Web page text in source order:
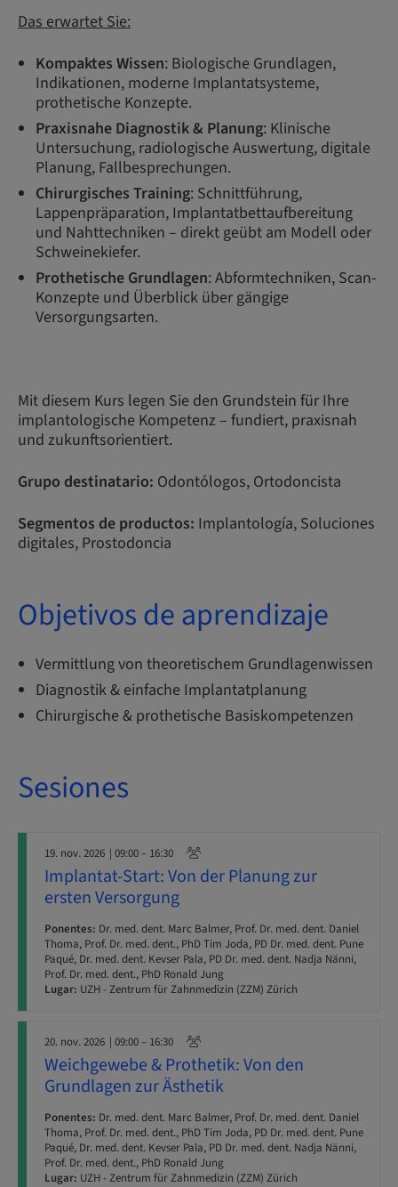
Das erwartet Sie:
Kompaktes Wissen: Biologische Grundlagen,
Indikationen, moderne Implantatsysteme,
prothetische Konzepte.
Praxisnahe Diagnostik & Planung: Klinische
Untersuchung, radiologische Auswertung, digitale
Planung, Fallbesprechungen.
Chirurgisches Training: Schnittführung,
Lappenpräparation, Implantatbettaufbereitung
und Nahttechniken – direkt geübt am Modell oder
Schweinekiefer.
Prothetische Grundlagen: Abformtechniken, Scan-
Konzepte und Überblick über gängige
Versorgungsarten.
Mit diesem Kurs legen Sie den Grundstein für Ihre
implantologische Kompetenz – fundiert, praxisnah
und zukunftsorientiert.
Grupo destinatario: Odontólogos, Ortodoncista
Segmentos de productos: Implantología, Soluciones
digitales, Prostodoncia
Objetivos de aprendizaje
Vermittlung von theoretischem Grundlagenwissen
Diagnostik & einfache Implantatplanung
Chirurgische & prothetische Basiskompetenzen
Sesiones
19. nov. 2026 | 09:00 – 16:30
Implantat-Start: Von der Planung zur
ersten Versorgung
Ponentes: Dr. med. dent. Marc Balmer, Prof. Dr. med. dent. Daniel
Thoma, Prof. Dr. med. dent., PhD Tim Joda, PD Dr. med. dent. Pune
Paqué, Dr. med. dent. Kevser Pala, PD Dr. med. dent. Nadja Nänni,
Prof. Dr. med. dent., PhD Ronald Jung
Lugar: UZH - Zentrum für Zahnmedizin (ZZM) Zürich
20. nov. 2026 | 09:00 – 16:30
Weichgewebe & Prothetik: Von den
Grundlagen zur Ästhetik
Ponentes: Dr. med. dent. Marc Balmer, Prof. Dr. med. dent. Daniel
Thoma, Prof. Dr. med. dent., PhD Tim Joda, PD Dr. med. dent. Pune
Paqué, Dr. med. dent. Kevser Pala, PD Dr. med. dent. Nadja Nänni,
Prof. Dr. med. dent., PhD Ronald Jung
Lugar: UZH - Zentrum für Zahnmedizin (ZZM) Zürich